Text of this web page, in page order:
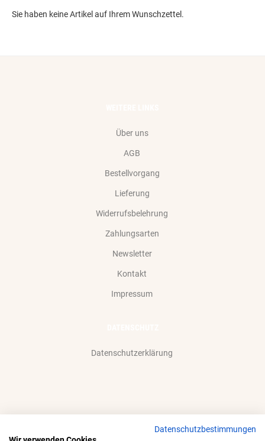
Sie haben keine Artikel auf Ihrem Wunschzettel.
Über uns
AGB
Bestellvorgang
Lieferung
Widerrufsbelehrung
Zahlungsarten
Newsletter
Kontakt
Impressum
Datenschutzerklärung
Wir akzeptieren gerne:
Datenschutzbestimmungen